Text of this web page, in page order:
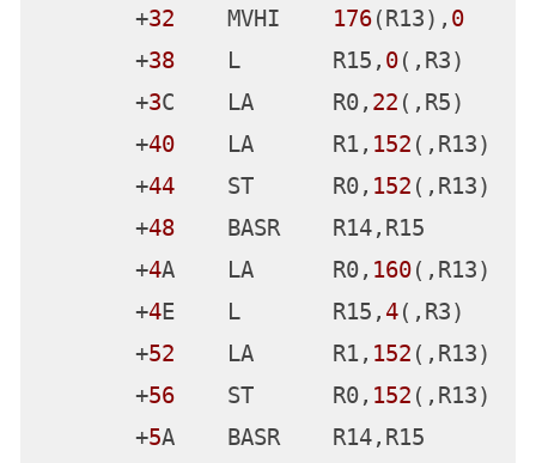
        +
4
    L       R14,
76(,R13)
        +
8
    LA      R0,
208 (,R14)
        +C    CL      R0,
788 (,R12)
       +
10
    BRC
2,*-32
       +
14
    L       R15,
640 (,R12)
       +
18
    STM     R15,R0,
       +
1C    MVI 0(R14), 16
       +
20
    ST      R13,
4(,R14)
       +
24
    LR      R13,R14
       +
26
    LARL    R3,*+
210
       +
2C    LARL    R5,*+216